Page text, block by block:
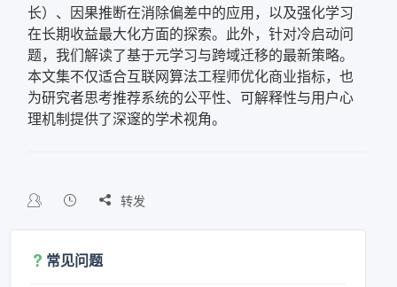
长）、因果推断在消除偏差中的应用，以及强化学习
在长期收益最大化方面的探索。此外，针对冷启动问
题，我们解读了基于元学习与跨域迁移的最新策略。
本文集不仅适合互联网算法工程师优化商业指标，也
为研究者思考推荐系统的公平性、可解释性与用户心
理机制提供了深邃的学术视角。
 转发
常见问题